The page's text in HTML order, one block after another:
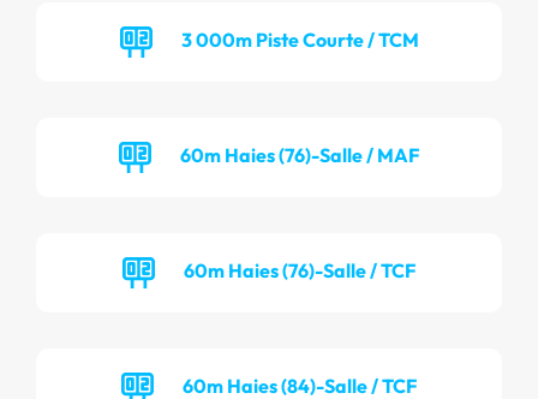
3 000m Piste Courte / TCM
60m Haies (76)-Salle / MAF
60m Haies (76)-Salle / TCF
60m Haies (84)-Salle / TCF